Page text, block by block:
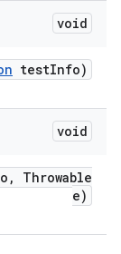
void
testInfo)
void
,
Throwable
e)